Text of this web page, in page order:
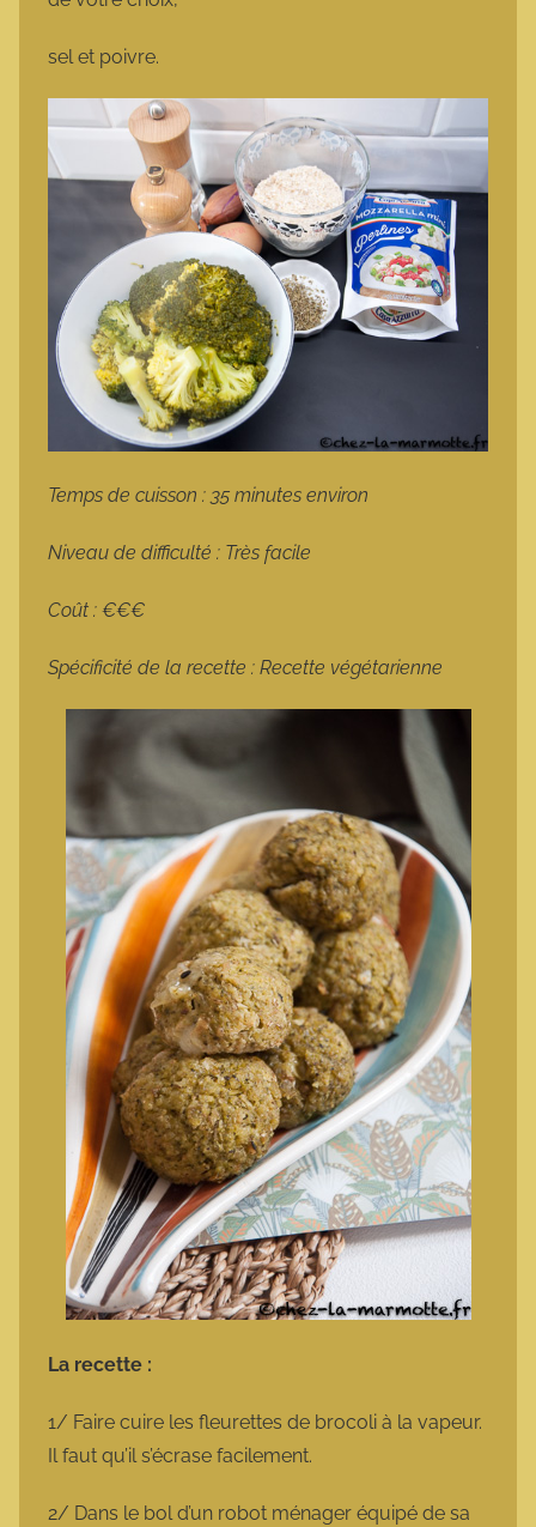
sel et poivre.
Temps de cuisson : 35 minutes environ
Niveau de difficulté : Très facile
Coût : €€€
Spécificité de la recette : Recette végétarienne
La recette :
1/ Faire cuire les fleurettes de brocoli à la vapeur.
Il faut qu’il s’écrase facilement.
2/ Dans le bol d’un robot ménager équipé de sa